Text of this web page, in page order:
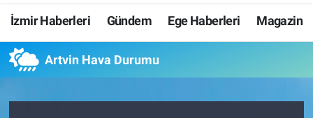
İzmir Haberleri Gündem Ege Haberleri Magazin
Artvin Hava Durumu
Resmi İlanlar
Resmi Reklam